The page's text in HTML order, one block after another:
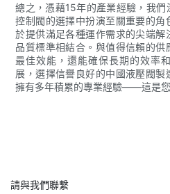
總之，憑藉15年的產業經驗，我
控制閥的選擇中扮演至關重要的
於提供滿足各種運作需求的尖端
品質標準相結合。與值得信賴的
最佳效能，還能確保長期的效率
展，選擇信譽良好的中國液壓閥
擁有多年積累的專業經驗——這是您
請與我們聯繫